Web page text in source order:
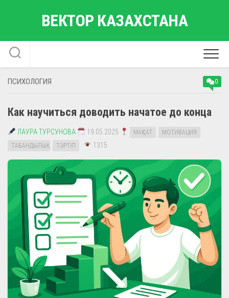
ВЕКТОР КАЗАХСТАНА
ПСИХОЛОГИЯ 0
Как научиться доводить начатое до конца
ЛАУРА ТУРСУНОВА 19.05.2025 МАҚСАТ
МОТИВАЦИЯ
ТАБАНДЫЛЫҚ
ТӘРТІП 1315